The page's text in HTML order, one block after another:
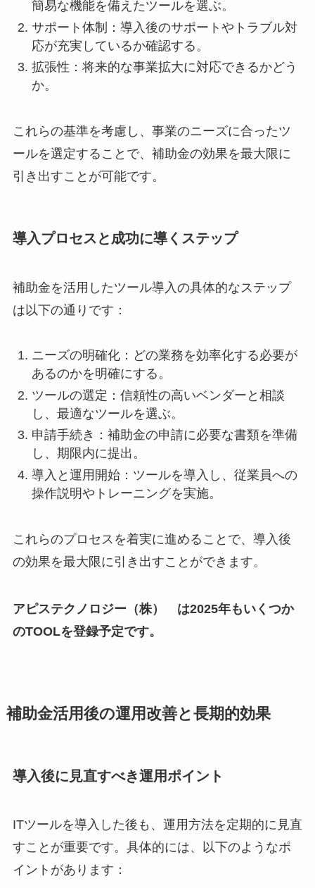
簡易な機能を備えたツールを選ぶ。
サポート体制：導入後のサポートやトラブル対
応が充実しているか確認する。
拡張性：将来的な事業拡大に対応できるかどう
か。
これらの基準を考慮し、事業のニーズに合ったツ
ールを選定することで、補助金の効果を最大限に
引き出すことが可能です。
導入プロセスと成功に導くステップ
補助金を活用したツール導入の具体的なステップ
は以下の通りです：
ニーズの明確化：どの業務を効率化する必要が
あるのかを明確にする。
ツールの選定：信頼性の高いベンダーと相談
し、最適なツールを選ぶ。
申請手続き：補助金の申請に必要な書類を準備
し、期限内に提出。
導入と運用開始：ツールを導入し、従業員への
操作説明やトレーニングを実施。
これらのプロセスを着実に進めることで、導入後
の効果を最大限に引き出すことができます。
アピステクノロジー（株） は2025年もいくつか
のTOOLを登録予定です。
補助金活用後の運用改善と長期的効果
導入後に見直すべき運用ポイント
ITツールを導入した後も、運用方法を定期的に見直
すことが重要です。具体的には、以下のようなポ
イントがあります：